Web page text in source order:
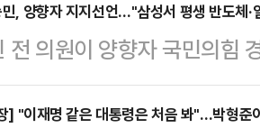
면박을 줬다"며 일침을 가
지지하지 않더라도 대한민
정치인의 기본 태도가 아니
, 양향자 지지선언…"삼성서 평생 반도체·
전 의원이 양향자 국민의힘
데일리안이 입수한 영상에
자 후보는 고등학교를 졸
] "이재명 같은 대통령은 처음 봐"…박형준